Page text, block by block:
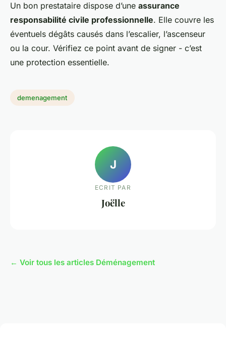
Un bon prestataire dispose d’une assurance
responsabilité civile professionnelle. Elle couvre les
éventuels dégâts causés dans l’escalier, l’ascenseur
ou la cour. Vérifiez ce point avant de signer - c’est
une protection essentielle.
demenagement
J
ECRIT PAR
Joëlle
← Voir tous les articles Déménagement